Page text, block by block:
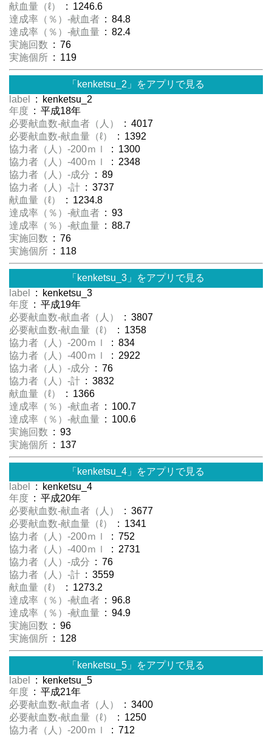
献血量（ℓ）
: 1246.6
達成率（％）-献血者 : 84.8
達成率（％）-献血量 : 82.4
実施回数 : 76
実施個所 : 119
「kenketsu_2」をアプリで見る
label
: kenketsu_2
年度 : 平成18年
必要献血数-献血者（人）
: 4017
必要献血数-献血量（ℓ）
: 1392
協力者（人）-200ｍｌ
: 1300
協力者（人）-400ｍｌ
: 2348
協力者（人）-成分 : 89
協力者（人）-計 : 3737
献血量（ℓ）
: 1234.8
達成率（％）-献血者 : 93
達成率（％）-献血量 : 88.7
実施回数 : 76
実施個所 : 118
「kenketsu_3」をアプリで見る
label
: kenketsu_3
年度 : 平成19年
必要献血数-献血者（人）
: 3807
必要献血数-献血量（ℓ）
: 1358
協力者（人）-200ｍｌ
: 834
協力者（人）-400ｍｌ
: 2922
協力者（人）-成分 : 76
協力者（人）-計 : 3832
献血量（ℓ）
: 1366
達成率（％）-献血者 : 100.7
達成率（％）-献血量 : 100.6
実施回数 : 93
実施個所 : 137
「kenketsu_4」をアプリで見る
label
: kenketsu_4
年度 : 平成20年
必要献血数-献血者（人）
: 3677
必要献血数-献血量（ℓ）
: 1341
協力者（人）-200ｍｌ
: 752
協力者（人）-400ｍｌ
: 2731
協力者（人）-成分 : 76
協力者（人）-計 : 3559
献血量（ℓ）
: 1273.2
達成率（％）-献血者 : 96.8
達成率（％）-献血量 : 94.9
実施回数 : 96
実施個所 : 128
「kenketsu_5」をアプリで見る
label
: kenketsu_5
年度 : 平成21年
必要献血数-献血者（人）
: 3400
必要献血数-献血量（ℓ）
: 1250
協力者（人）-200ｍｌ
: 712